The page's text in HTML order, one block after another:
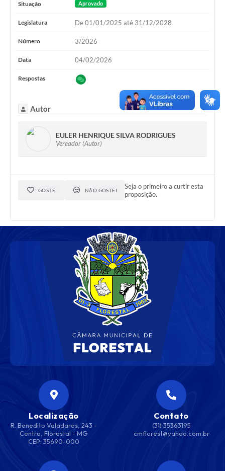
Situação Aprovado
Legislatura De 01/01/2025 até 31/12/2028
Número 3/2026
Data 04/02/2026
Respostas
Autor
EULER HENRIQUE SILVA RODRIGUES
Vereador (Autor)
GOSTEI NÃO GOSTEI
Seja o primeiro a curtir esta
proposição.
Localização
R. Benedito Valadares, 243 -
Centro, Florestal - MG
CEP: 35690-000
Contato
(31) 35363195
cmflorest@yahoo.com.br